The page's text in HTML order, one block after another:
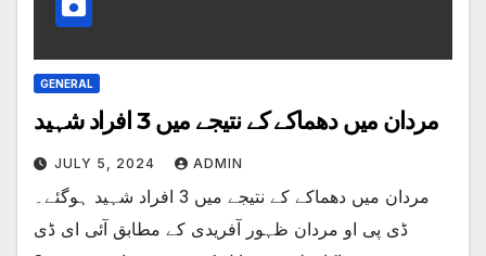
GENERAL
مردان میں دھماکے کے نتیجے میں 3 افراد شہید
JULY 5, 2024 ADMIN
مردان میں دھماکے کے نتیجے میں 3 افراد شہید ہوگئے۔
ڈی پی او مردان ظہور آفریدی کے مطابق آئی ای ڈی